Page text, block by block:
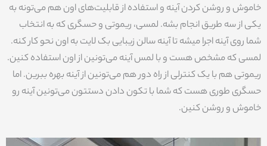
خاموش و روشن کردن آینه و استفاده از قابلیت‌های اون هم می‌تونه به
یکی از سه طریق انجام بشه. لمسی، ریموتی و حسگری که به انتخاب
شما روی آینه اجرا میشه تا آینه سالن زیبایی بک لایت به اون نحو کار کنه.
لمسی که مشخص هست و با لمس آینه می‌تونین از اون استفاده کنین.
ریموتی هم با یک کنترلی از راه دور هم می‌تونین از آینه بهره ببرین. اما
حسگری طوری هست که شما با تکون دادن دستتون می‌تونین آینه رو
خاموش و روشن کنین.